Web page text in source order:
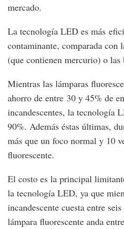
mercado.
La tecnología LED es más
contaminante, comparada con
(que contienen mercurio) o las
Mientras las lámparas
ahorro de entre 30 y 45% de
incandescentes, la tecnología
90%. Además éstas últimas,
más que un foco normal y 10
fluorescente.
El costo es la principal
la tecnología LED, ya que
incandescente cuesta entre
lámpara fluorescente anda